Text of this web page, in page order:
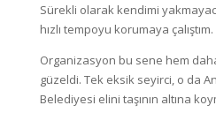
Sürekli olarak kendimi
hızlı tempoyu korumaya çalıştım.
Organizasyon bu sene hem
güzeldi. Tek eksik seyirci, o da
Belediyesi elini taşının altına